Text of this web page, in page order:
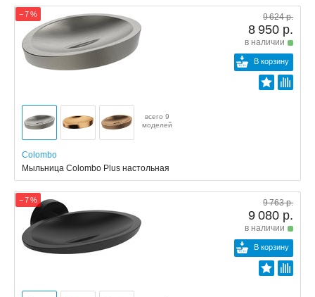
− 7 % 9 624 р.
8 950 р.
в наличии
В корзину
всего 9
моделей
Colombo
Мыльница Colombo Plus настольная
− 7 % 9 763 р.
9 080 р.
в наличии
В корзину